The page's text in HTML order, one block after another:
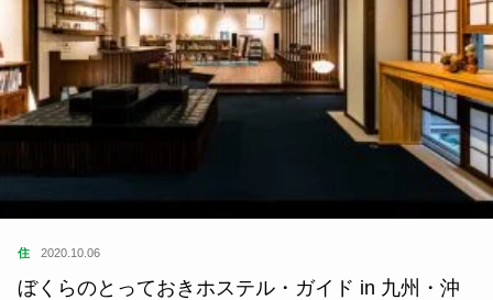
住 2020.10.06
ぼくらのとっておきホステル・ガイド in 九州・沖